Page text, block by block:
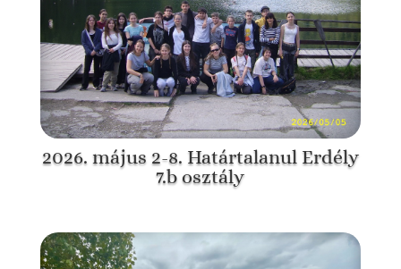
2026. május 2-8. Határtalanul Erdély
7.b osztály